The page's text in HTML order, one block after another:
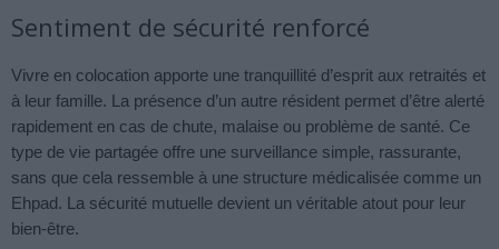
Sentiment de sécurité renforcé
Vivre en colocation apporte une tranquillité d’esprit aux retraités et
à leur famille. La présence d’un autre résident permet d’être alerté
rapidement en cas de chute, malaise ou problème de santé. Ce
type de vie partagée offre une surveillance simple, rassurante,
sans que cela ressemble à une structure médicalisée comme un
Ehpad. La sécurité mutuelle devient un véritable atout pour leur
bien-être.